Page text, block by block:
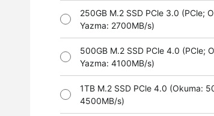
250GB M.2 SSD PCle 3.0 (PCle;
Yazma: 2700MB/s)
500GB M.2 SSD PCle 4.0 (PCle;
Yazma: 4100MB/s)
1TB M.2 SSD PCle 4.0 (Okuma:
4500MB/s)